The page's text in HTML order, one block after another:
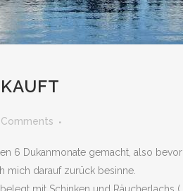
6 Dukanmonate gemacht, also
mich darauf zurück besinne.